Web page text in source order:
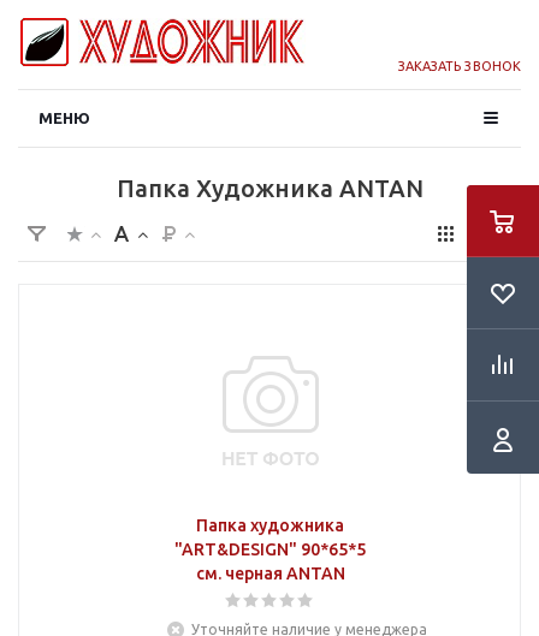
ЗАКАЗАТЬ ЗВОНОК
МЕНЮ
Папка Художника ANTAN
Папка художника
"ART&DESIGN" 90*65*5
см. черная ANTAN
Уточняйте наличие у менеджера